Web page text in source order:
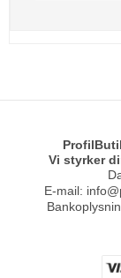
Vi styrker
E-mail: